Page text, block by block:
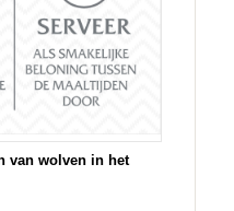
van wolven in het